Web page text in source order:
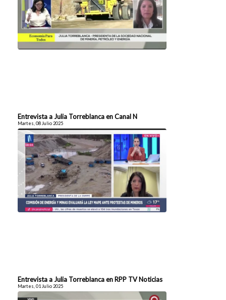
Entrevista a Julia Torreblanca en Canal N
Martes, 08 Julio 2025
Entrevista a Julia Torreblanca en RPP TV Noticias
Martes, 01 Julio 2025